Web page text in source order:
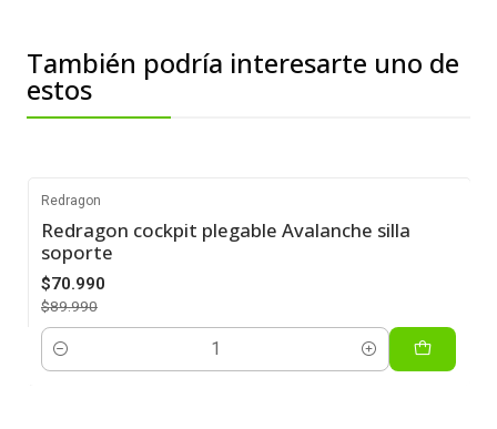
También podría interesarte uno de
estos
-21%
Redragon
Redragon cockpit plegable Avalanche silla
soporte
$70.990
$89.990
Cantidad